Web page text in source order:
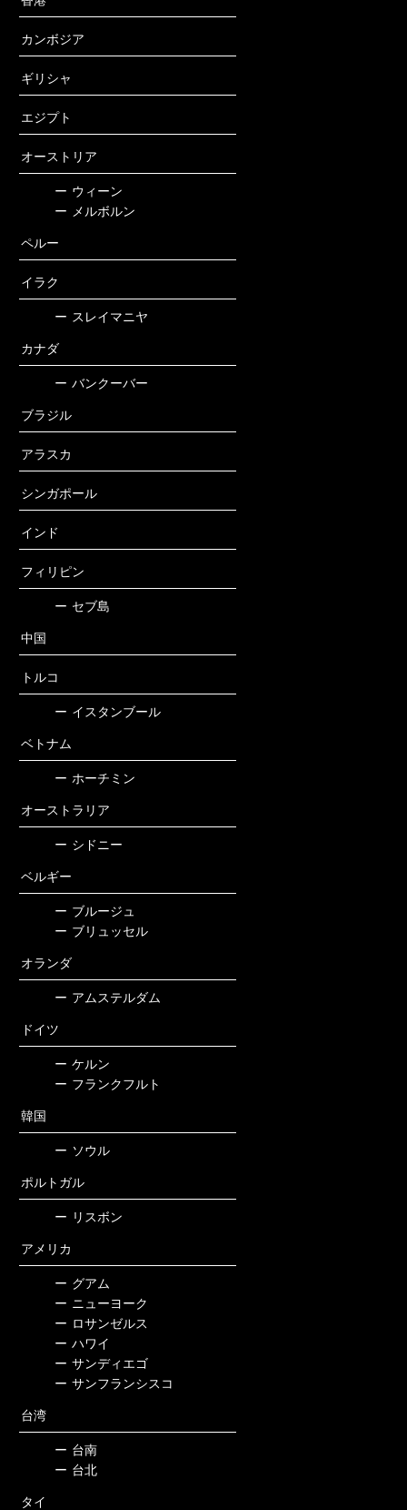
カンボジア
ギリシャ
エジプト
オーストリア
ー ウィーン
ー
メルボルン
ペルー
イラク
ー スレイマニヤ
カナダ
ー バンクーバー
ブラジル
アラスカ
シンガポール
インド
フィリピン
ー セブ島
中国
トルコ
ー イスタンブール
ベトナム
ー ホーチミン
オーストラリア
ー シドニー
ベルギー
ー ブルージュ
ー ブリュッセル
オランダ
ー アムステルダム
ドイツ
ー ケルン
ー フランクフルト
韓国
ー ソウル
ポルトガル
ー リスボン
アメリカ
ー グアム
ー ニューヨーク
ー ロサンゼルス
ー ハワイ
ー サンディエゴ
ー サンフランシスコ
台湾
ー 台南
ー 台北
タイ